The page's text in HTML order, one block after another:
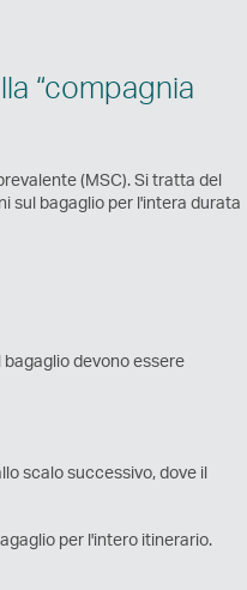
“compagnia
(MSC). Si tratta del
sul bagaglio per l'intera durata
devono essere
scalo successivo, dove il
per l'intero itinerario.